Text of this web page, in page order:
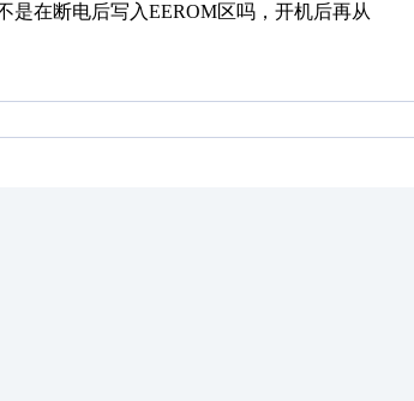
是在断电后写入EEROM区吗，开机后再从